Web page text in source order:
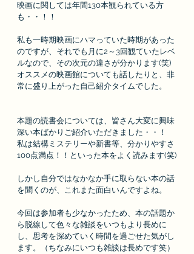
映画に関しては年間130本観られている方
も・・！！
私も一時期映画にハマっていた時期があった
のですが、それでも月に2～3回観ていたレベ
ルなので、その次元の違さが分かります(笑)
オススメの映画館についても話したりと、非
常に盛り上がった自己紹介タイムでした。
本題の読書会については、皆さん大変に興味
深い本ばかりご紹介いただきました・・！
私は結構ミステリーや新書等、分かりやすさ
100点満点！！といった本をよく読みます(笑)
しかし自分ではなかなか手に取らない本の話
を聞くのが、これまた面白いんですよね。
今回は参加者も少なかったため、本の話題か
ら脱線して色々な雑談をいつもより長めに
し、思考を深めていく時間を過ごせた気がし
ます。（ちなみにいつも雑談は長めです笑）